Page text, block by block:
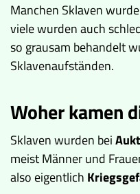
Manchen Sklaven
viele wurden auch
so grausam behandelt
Sklavenaufständen.
Woher kamen
Sklaven wurden bei
meist Männer und
also eigentlich